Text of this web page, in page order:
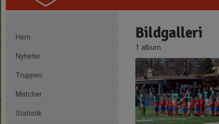
Hem
Nyheter
Truppen
Matcher
Statistik
Bildgalleri
1 album